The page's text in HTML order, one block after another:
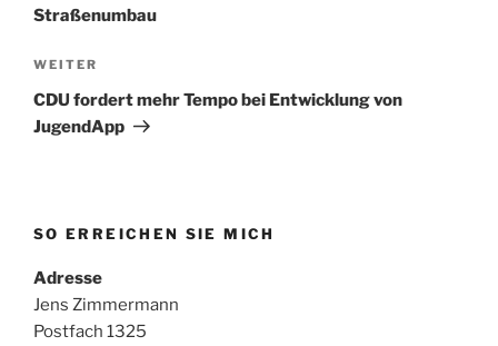
Straßenumbau
Nächster
Beitrag
WEITER
CDU fordert mehr Tempo bei Entwicklung von
JugendApp
SO ERREICHEN SIE MICH
Adresse
Jens Zimmermann
Postfach 1325